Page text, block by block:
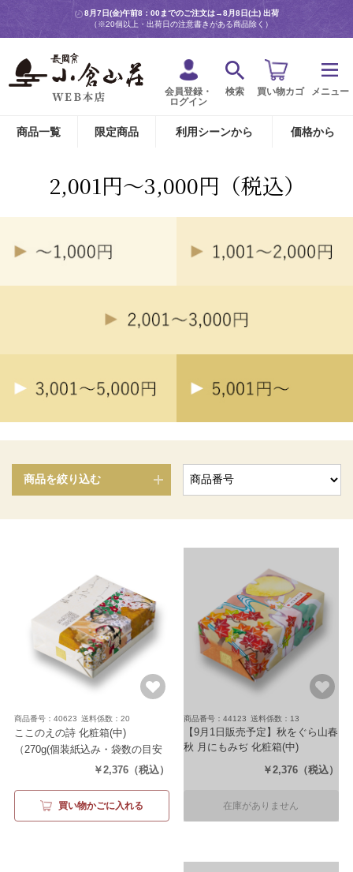
8月7日(金)午前8：00までのご注文は→8月8日(土) 出荷
（※20個以上・出荷日の注意書きがある商品除く）
会員登録・
ログイン
検索 買い物カゴ メニュー
商品一覧 限定商品 利用シーンから 価格から
2,001円～3,000円（税込）
商品を絞り込む
商品番号：40623 送料係数：20
ここのえの詩 化粧箱(中)
（270g(個装紙込み・袋数の目安
￥2,376 （税込）
買い物かごに入れる
商品番号：44123 送料係数：13
【9月1日販売予定】秋をぐら山春
秋 月にもみぢ 化粧箱(中)
￥2,376 （税込）
在庫がありません